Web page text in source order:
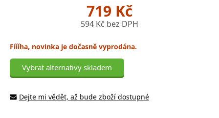
719 Kč
594 Kč bez DPH
Fíííha, novinka je dočasně vyprodána.
Vybrat alternativy skladem
Dejte mi vědět, až bude zboží dostupné